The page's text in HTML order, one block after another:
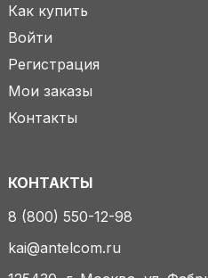
Как купить
Войти
Регистрация
Мои заказы
Контакты
КОНТАКТЫ
8 (800) 550-12-98
kai@antelcom.ru